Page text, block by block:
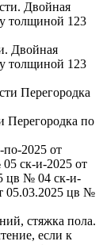
Двойная
толщиной 123
Перегородка по
2025 от
ск-и-2025 от
№ 04 ск-и-
№
стяжка пола.
если к